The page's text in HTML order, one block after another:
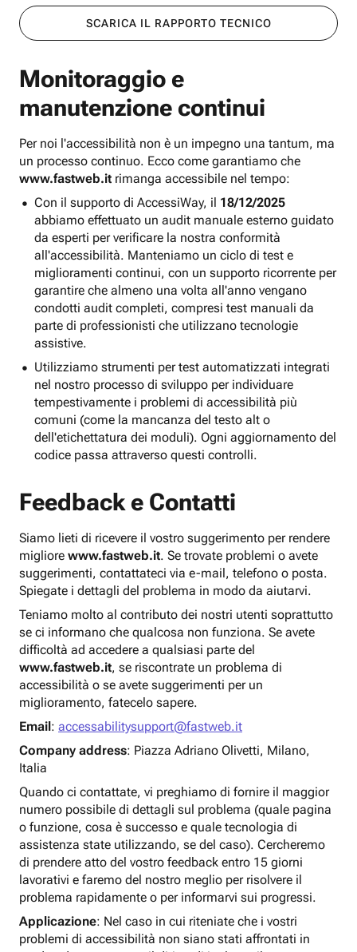
SCARICA IL RAPPORTO TECNICO
Monitoraggio e
manutenzione continui
Per noi l'accessibilità non è un impegno una tantum, ma
un processo continuo. Ecco come garantiamo che
www.fastweb.it rimanga accessibile nel tempo:
Con il supporto di AccessiWay, il 18/12/2025
abbiamo effettuato un audit manuale esterno guidato
da esperti per verificare la nostra conformità
all'accessibilità. Manteniamo un ciclo di test e
miglioramenti continui, con un supporto ricorrente per
garantire che almeno una volta all'anno vengano
condotti audit completi, compresi test manuali da
parte di professionisti che utilizzano tecnologie
assistive.
Utilizziamo strumenti per test automatizzati integrati
nel nostro processo di sviluppo per individuare
tempestivamente i problemi di accessibilità più
comuni (come la mancanza del testo alt o
dell'etichettatura dei moduli). Ogni aggiornamento del
codice passa attraverso questi controlli.
Feedback e Contatti
Siamo lieti di ricevere il vostro suggerimento per rendere
migliore www.fastweb.it. Se trovate problemi o avete
suggerimenti, contattateci via e-mail, telefono o posta.
Spiegate i dettagli del problema in modo da aiutarvi.
Teniamo molto al contributo dei nostri utenti soprattutto
se ci informano che qualcosa non funziona. Se avete
difficoltà ad accedere a qualsiasi parte del
www.fastweb.it, se riscontrate un problema di
accessibilità o se avete suggerimenti per un
miglioramento, fatecelo sapere.
Email: accessabilitysupport@fastweb.it
Company address: Piazza Adriano Olivetti, Milano,
Italia
Quando ci contattate, vi preghiamo di fornire il maggior
numero possibile di dettagli sul problema (quale pagina
o funzione, cosa è successo e quale tecnologia di
assistenza state utilizzando, se del caso). Cercheremo
di prendere atto del vostro feedback entro 15 giorni
lavorativi e faremo del nostro meglio per risolvere il
problema rapidamente o per informarvi sui progressi.
Applicazione: Nel caso in cui riteniate che i vostri
problemi di accessibilità non siano stati affrontati in